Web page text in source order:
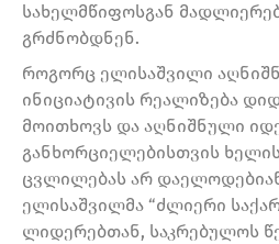
სახელმწიფოსგან
გრძნობდნენ.
როგორც ელისაშვილი
ინიციატივის რეალიზება
მოითხოვს და აღნიშნული
განხორციელებისთვის
ცვლილებას არ
ელისაშვილმა “ძლიერი
ლიდერებთან, საკრებულოს